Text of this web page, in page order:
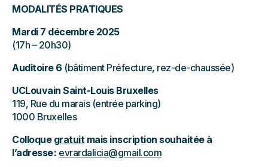
MODALITÉS PRATIQUES
Mardi 7 décembre 2025
(17h – 20h30)
Auditoire 6 (bâtiment Préfecture, rez-de-chaussée)
UCLouvain Saint-Louis Bruxelles
119, Rue du marais (entrée parking)
1000 Bruxelles
Colloque gratuit mais inscription souhaitée à
l’adresse : evrardalicia@gmail.com